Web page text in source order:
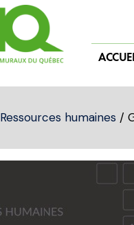
Ressources humaines /